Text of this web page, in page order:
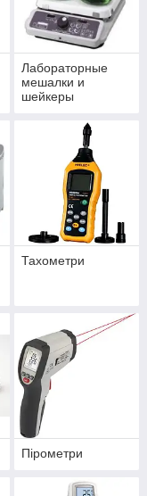
Лабораторные
мешалки и
шейкеры
Тахометри
Пірометри